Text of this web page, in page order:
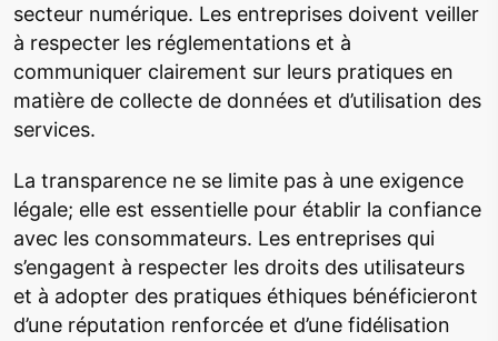
secteur numérique. Les entreprises doivent veiller
à respecter les réglementations et à
communiquer clairement sur leurs pratiques en
matière de collecte de données et d’utilisation des
services.
La transparence ne se limite pas à une exigence
légale; elle est essentielle pour établir la confiance
avec les consommateurs. Les entreprises qui
s’engagent à respecter les droits des utilisateurs
et à adopter des pratiques éthiques bénéficieront
d’une réputation renforcée et d’une fidélisation